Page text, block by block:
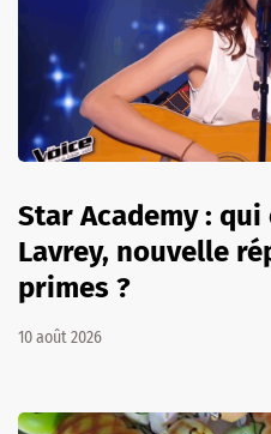
Star Academy :
Lavrey, nouvelle
primes ?
10 août 2026